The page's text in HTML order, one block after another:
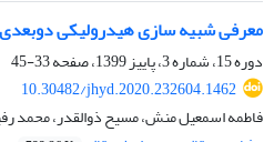
معرفی شبیه سازی هیدرولیکی
دوره 15، شماره 3، پاییز 1399، صفحه
33-45
10.30482/jhyd.2020.232604.1462
فاطمه اسمعیل منش، مسیح ذوالقدر، محمد